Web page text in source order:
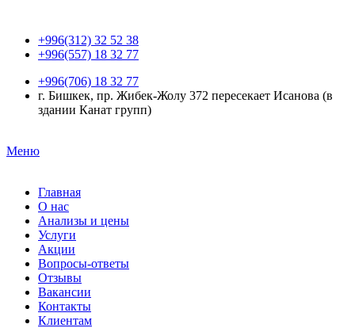
+996(312) 32 52 38
+996(557) 18 32 77
+996(706) 18 32 77
г. Бишкек, пр. Жибек-Жолу 372 пересекает Исанова (в
здании Канат групп)
Меню
Главная
О нас
Анализы и цены
Услуги
Акции
Вопросы-ответы
Отзывы
Вакансии
Контакты
Клиентам